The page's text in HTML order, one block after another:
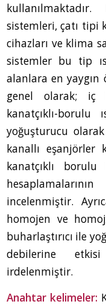
sistemleri, çatı tipi
cihazları ve klima
sistemler bu tip
alanlara en
genel olarak; iç
kanatçıklı-borulu
yoğuşturucu
kanallı eşanjörler
kanatçıklı borulu
incelenmiştir.
homojen ve
buharlaştırıcı ile
debilerine
irdelenmiştir.
Anahtar kelimeler: